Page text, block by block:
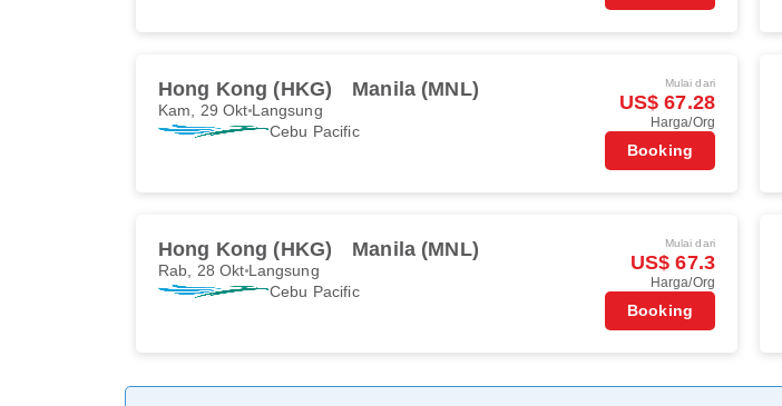
Hong Kong (HKG) Manila (MNL)
Kam, 29 Okt Langsung
Cebu Pacific
Mulai dari
US$ 67.28
Harga/Org
Booking
Hong Kong (HKG) Manila (MNL)
Rab, 28 Okt Langsung
Cebu Pacific
Mulai dari
US$ 67.3
Harga/Org
Booking